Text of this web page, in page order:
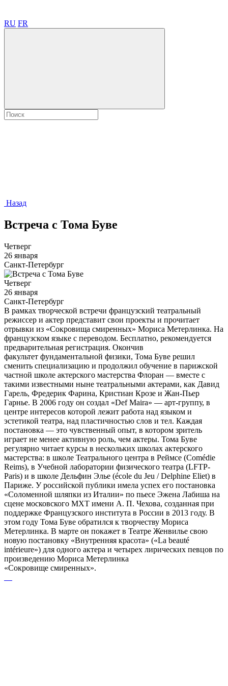
RU FR
Назад
Встреча с Тома Буве
Четверг
26 января
Санкт-Петербург
Четверг
26 января
Санкт-Петербург
В рамках творческой встречи французский театральный
режиссер и актер представит свои проекты и прочитает
отрывки из «Сокровища смиренных» Мориса Метерлинка. На
французском языке с переводом. Бесплатно, рекомендуется
предварительная регистрация. Окончив
факультет фундаментальной физики, Тома Буве решил
сменить специализацию и продолжил обучение в парижской
частной школе актерского мастерства Флоран — вместе с
такими известными ныне театральными актерами, как Давид
Гарель, Фредерик Фарина, Кристиан Крозе и Жан-Пьер
Гарнье. В 2006 году он создал «Def Maira» — арт-группу, в
центре интересов которой лежит работа над языком и
эстетикой театра, над пластичностью слов и тел. Каждая
постановка — это чувственный опыт, в котором зритель
играет не менее активную роль, чем актеры. Тома Буве
регулярно читает курсы в нескольких школах актерского
мастерства: в школе Театрального центра в Реймсе (Comédie
Reims), в Учебной лаборатории физического театра (LFTP-
Paris) и в школе Дельфин Элье (école du Jeu / Delphine Eliet) в
Париже. У российской публики имела успех его постановка
«Соломенной шляпки из Италии» по пьесе Эжена Лабиша на
сцене московского МХТ имени А. П. Чехова, созданная при
поддержке Французского института в России в 2013 году. В
этом году Тома Буве обратился к творчеству Мориса
Метерлинка. В марте он покажет в Театре Женвилье свою
новую постановку «Внутренняя красота» («La beauté
intérieure») для одного актера и четырех лирических певцов по
произведению Мориса Метерлинка
«Сокровище смиренных».